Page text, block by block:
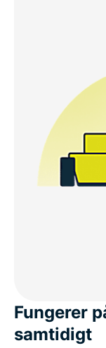
Fungerer
samtidigt